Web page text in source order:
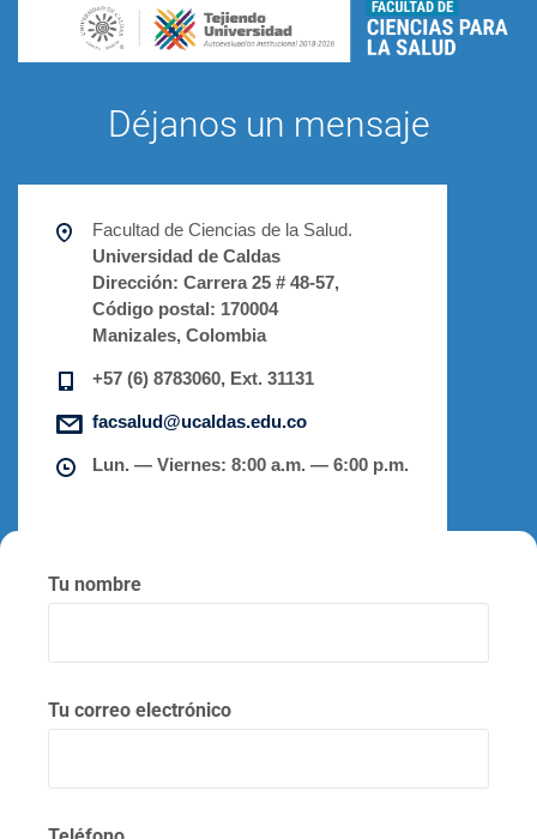
Déjanos un mensaje
Facultad de Ciencias de la Salud.
Universidad de Caldas
Dirección: Carrera 25 # 48-57,
Código postal: 170004
Manizales, Colombia
+57 (6) 8783060, Ext. 31131
facsalud@ucaldas.edu.co
Lun. — Viernes: 8:00 a.m. — 6:00 p.m.
Tu nombre
Tu correo electrónico